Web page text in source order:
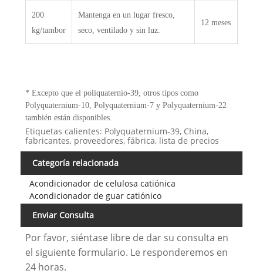
200
kg/tambor
Mantenga en un lugar fresco,
seco, ventilado y sin luz.
12 meses
* Excepto que el poliquaternio-39, otros tipos como
Polyquaternium-10, Polyquaternium-7 y Polyquaternium-22
también están disponibles.
Etiquetas calientes: Polyquaternium-39, China,
fabricantes, proveedores, fábrica, lista de precios
Categoría relacionada
Acondicionador de celulosa catiónica
Acondicionador de guar catiónico
Enviar Consulta
Por favor, siéntase libre de dar su consulta en
el siguiente formulario. Le responderemos en
24 horas.